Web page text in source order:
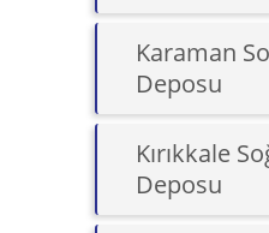
Karaman
Deposu
Kırıkkale
Deposu